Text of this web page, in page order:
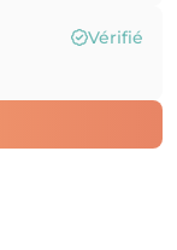
Vérifié